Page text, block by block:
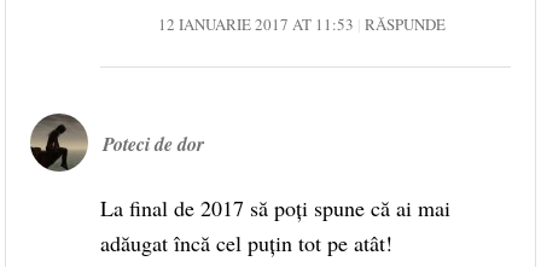
12 IANUARIE 2017 AT 11:53 RĂSPUNDE
Poteci de dor
La final de 2017 să poţi spune că ai mai
adăugat încă cel puţin tot pe atât!